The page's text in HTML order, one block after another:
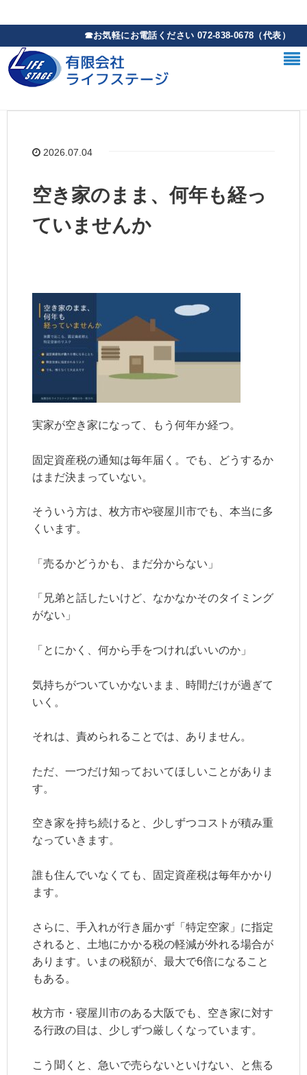
2026.07.04
空き家のまま、何年も経っ
ていませんか
実家が空き家になって、もう何年か経つ。
固定資産税の通知は毎年届く。でも、どうするか
はまだ決まっていない。
そういう方は、枚方市や寝屋川市でも、本当に多
くいます。
「売るかどうかも、まだ分からない」
「兄弟と話したいけど、なかなかそのタイミング
がない」
「とにかく、何から手をつければいいのか」
気持ちがついていかないまま、時間だけが過ぎて
いく。
それは、責められることでは、ありません。
ただ、一つだけ知っておいてほしいことがありま
す。
空き家を持ち続けると、少しずつコストが積み重
なっていきます。
誰も住んでいなくても、固定資産税は毎年かかり
ます。
さらに、手入れが行き届かず「特定空家」に指定
されると、土地にかかる税の軽減が外れる場合が
あります。いまの税額が、最大で6倍になること
もある。
枚方市・寝屋川市のある大阪でも、空き家に対す
る行政の目は、少しずつ厳しくなっています。
こう聞くと、急いで売らないといけない、と焦る